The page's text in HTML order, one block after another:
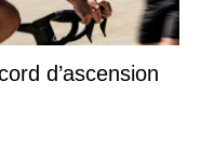
d’ascension